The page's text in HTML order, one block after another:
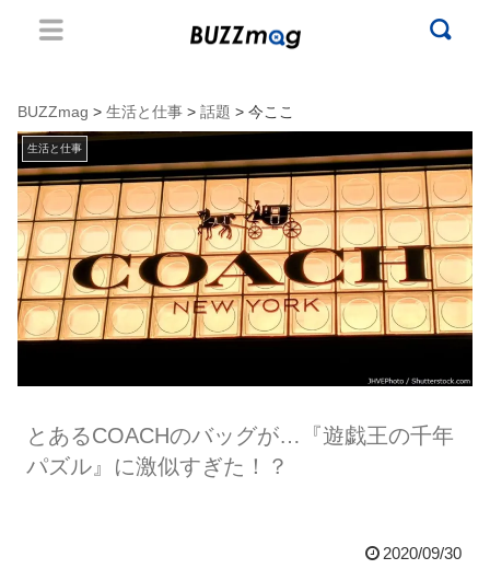
BUZZmag > 生活と仕事 > 話題 > 今ここ
生活と仕事
とあるCOACHのバッグが…『遊戯王の千年
パズル』に激似すぎた！？
2020/09/30